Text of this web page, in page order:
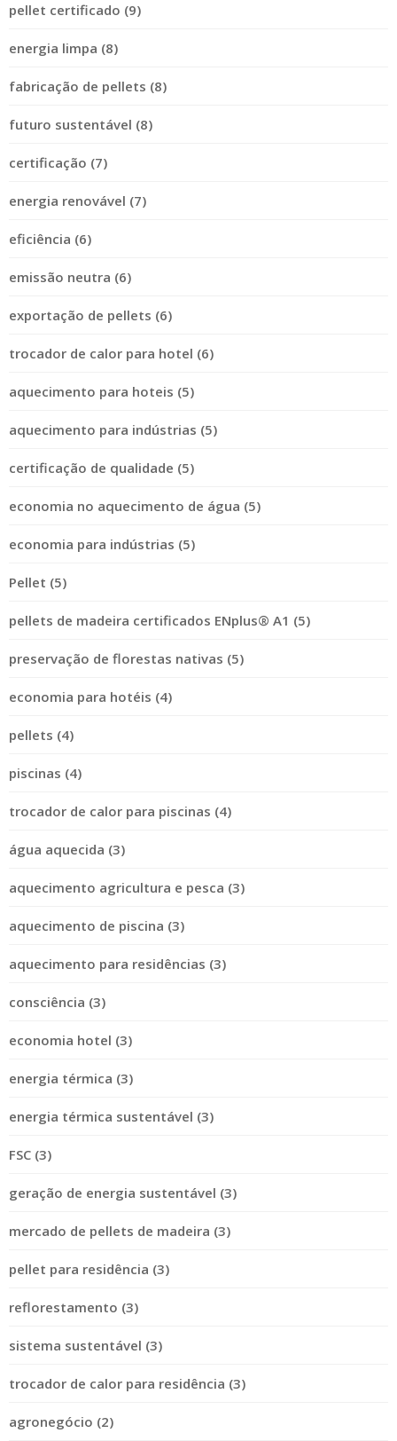
pellet certificado (9)
energia limpa (8)
fabricação de pellets (8)
futuro sustentável (8)
certificação (7)
energia renovável (7)
eficiência (6)
emissão neutra (6)
exportação de pellets (6)
trocador de calor para hotel (6)
aquecimento para hoteis (5)
aquecimento para indústrias (5)
certificação de qualidade (5)
economia no aquecimento de água (5)
economia para indústrias (5)
Pellet (5)
pellets de madeira certificados ENplus® A1 (5)
preservação de florestas nativas (5)
economia para hotéis (4)
pellets (4)
piscinas (4)
trocador de calor para piscinas (4)
água aquecida (3)
aquecimento agricultura e pesca (3)
aquecimento de piscina (3)
aquecimento para residências (3)
consciência (3)
economia hotel (3)
energia térmica (3)
energia térmica sustentável (3)
FSC (3)
geração de energia sustentável (3)
mercado de pellets de madeira (3)
pellet para residência (3)
reflorestamento (3)
sistema sustentável (3)
trocador de calor para residência (3)
agronegócio (2)